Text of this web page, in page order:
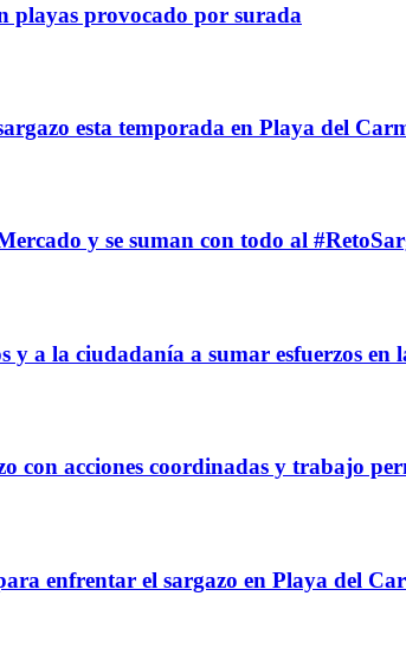
playas provocado por surada
esta temporada en Playa del
y se suman con todo al
a la ciudadanía a sumar esfuerzos en
con acciones coordinadas y trabajo
enfrentar el sargazo en Playa del